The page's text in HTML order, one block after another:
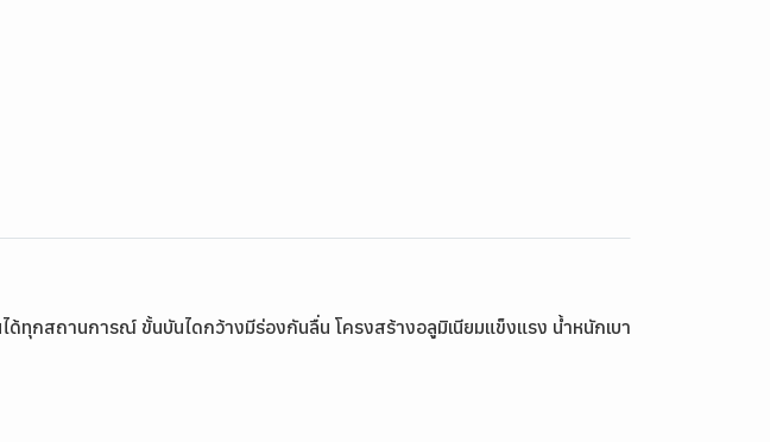
ทุกสถานการณ์ ขั้นบันไดกว้างมีร่องกันลื่น โครงสร้างอลูมิเนียมแข็งแรง น้ำหนักเบา